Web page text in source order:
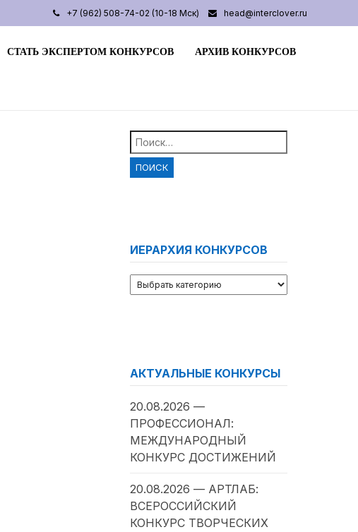
+7 (962) 508-74-02 (10-18 Мск) head@interclover.ru
СТАТЬ ЭКСПЕРТОМ КОНКУРСОВ АРХИВ КОНКУРСОВ
Найти:
ИЕРАРХИЯ КОНКУРСОВ
АКТУАЛЬНЫЕ КОНКУРСЫ
20.08.2026 —
ПРОФЕССИОНАЛ:
МЕЖДУНАРОДНЫЙ
КОНКУРС ДОСТИЖЕНИЙ
20.08.2026 — АРТЛАБ:
ВСЕРОССИЙСКИЙ
КОНКУРС ТВОРЧЕСКИХ